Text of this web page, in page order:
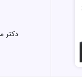
دکتر